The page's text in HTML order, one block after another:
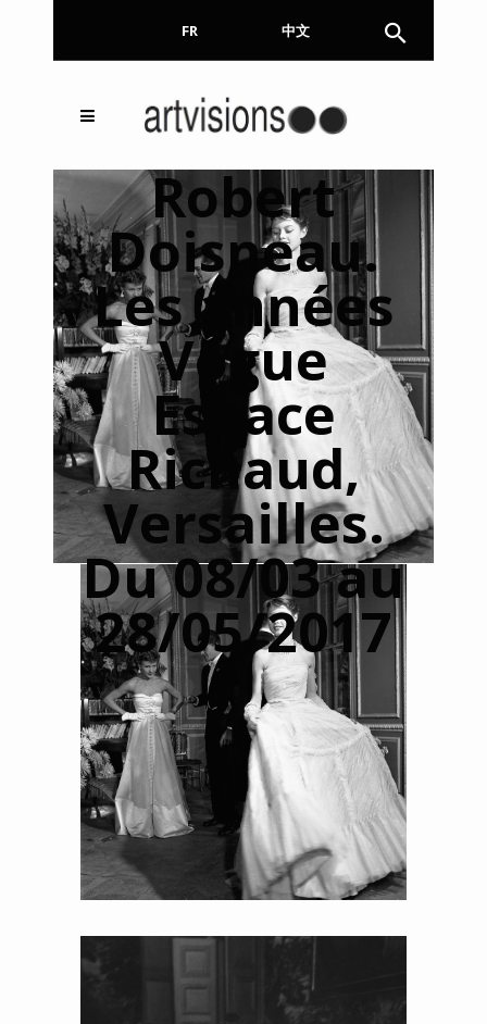
FR 中文
Robert
Doisneau.
Les années
Vogue
Espace
Richaud,
Versailles.
Du 08/03 au
28/05/2017
Inscrivez-vous à notre
Newsletter !
Email
En continuant, vous acceptez de nous communiquer
votre adresse email pour l’envoi de la Newsletter. En
aucun cas elle ne sera transmise à un tiers.